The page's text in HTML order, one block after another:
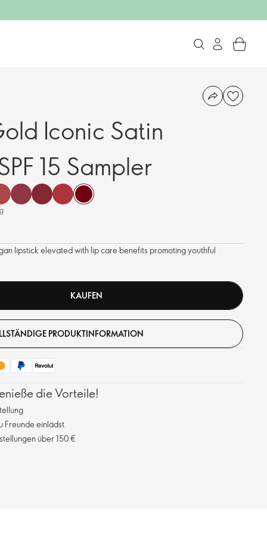
Iconic Satin
15 Sampler
lipstick elevated with lip care benefits promoting youthful
KAUFEN
PRODUKTINFORMATION
die Vorteile!
Freunde einlädst
über 150 €